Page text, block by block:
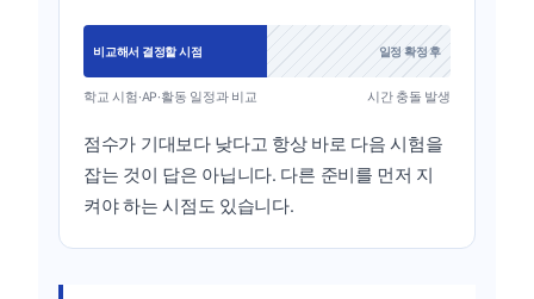
비교해서 결정할 시점 일정 확정 후
학교 시험·AP·활동 일정과 비교 시간 충돌 발생
점수가 기대보다 낮다고 항상 바로 다음 시험을
잡는 것이 답은 아닙니다. 다른 준비를 먼저 지
켜야 하는 시점도 있습니다.